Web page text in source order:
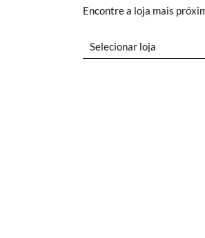
Encontre a loja mais